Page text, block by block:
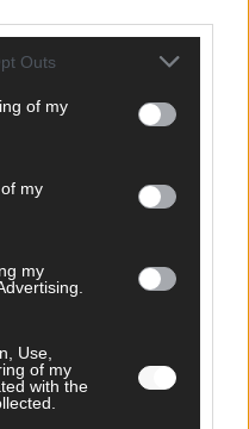
Outs
of my
my
my
Use,
of my
with the
beunruhigend –
Australien